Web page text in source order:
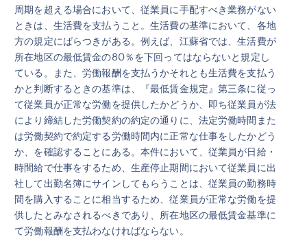
周期を超える場合において、従業員に手配すべき業務がない
ときは、生活費を支払うこと。生活費の基準において、各地
方の規定にばらつきがある。例えば、江蘇省では、生活費が
所在地区の最低賃金の80％を下回ってはならないと規定し
ている。また、労働報酬を支払うかそれとも生活費を支払う
かと判断するときの基準は、『最低賃金規定』第三条に従っ
て従業員が正常な労働を提供したかどうか、即ち従業員が法
により締結した労働契約の約定の通りに、法定労働時間また
は労働契約で約定する労働時間内に正常な仕事をしたかどう
か、を確認することにある。本件において、従業員が日給・
時間給で仕事をするため、生産停止期間において従業員に出
社して出勤名簿にサインしてもらうことは、従業員の勤務時
間を購入することに相当するため、従業員が正常な労働を提
供したとみなされるべきであり、所在地区の最低賃金基準に
て労働報酬を支払わなければならない。